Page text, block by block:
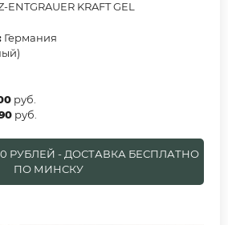
ENTGRAUER KRAFT GEL
Германия
руб.
руб.
РУБЛЕЙ - ДОСТАВКА БЕСПЛАТНО
ПО МИНСКУ